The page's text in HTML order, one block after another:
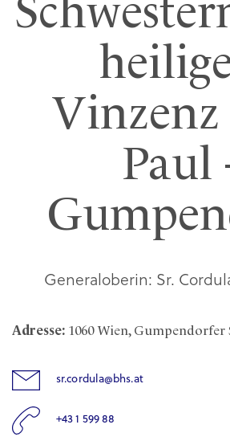
Paul
Generaloberin: Sr.
Adresse: 1060 Wien, Gumpendorfer
sr.cordula@bhs.at
+43 1 599 88